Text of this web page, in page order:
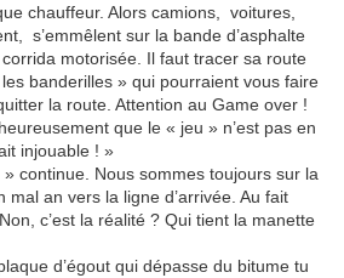
chauffeur. Alors camions, voitures,
s’emmêlent sur la bande d’asphalte
motorisée. Il faut tracer sa route
banderilles » qui pourraient vous faire
la route. Attention au Game over !
que le « jeu » n’est pas en
injouable ! »
continue. Nous sommes toujours sur la
mal an vers la ligne d’arrivée. Au fait
c’est la réalité ? Qui tient la manette
d’égout qui dépasse du bitume tu